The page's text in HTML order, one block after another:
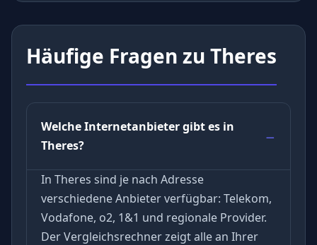
Häufige Fragen zu Theres
Welche Internetanbieter gibt es in
Theres?
In Theres sind je nach Adresse
verschiedene Anbieter verfügbar: Telekom,
Vodafone, o2, 1&1 und regionale Provider.
Der Vergleichsrechner zeigt alle an Ihrer